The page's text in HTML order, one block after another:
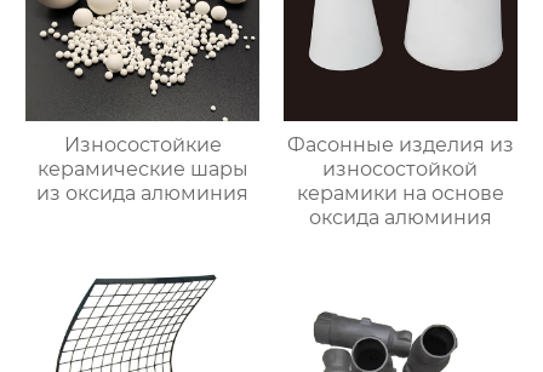
Износостойкие
керамические шары
из оксида алюминия
Фасонные изделия из
износостойкой
керамики на основе
оксида алюминия